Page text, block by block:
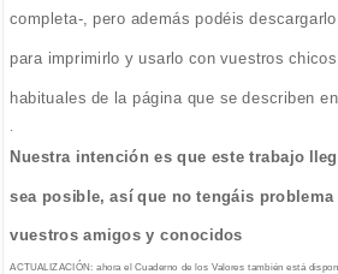
completa-, pero además podéis
para imprimirlo y usarlo con vuestros
habituales de la página que se describen
Nuestra intención es que este trabajo
sea posible, así que no tengáis
vuestros amigos y conocidos
ACTUALIZACIÓN: ahora el Cuaderno de los Valores también está